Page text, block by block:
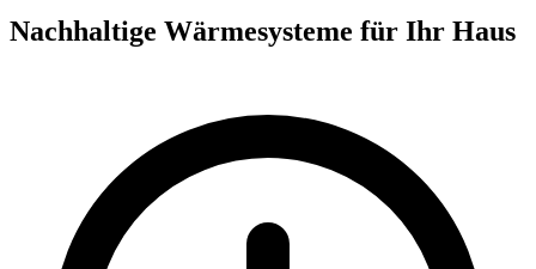
Nachhaltige Wärmesysteme für Ihr Haus